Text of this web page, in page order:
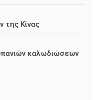
της Κίνας
καλωδιώσεων